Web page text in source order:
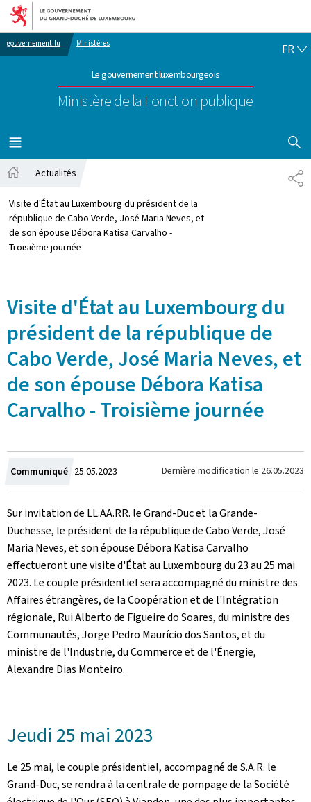
Aller au menu principal
Aller au contenu
gouvernement.lu Ministères
Le gouvernement luxembourgeois
Ministère de la Fonction publique
FR
MENU
PRINCIPAL
Actualités
Visite d'État au Luxembourg du président de la
république de Cabo Verde, José Maria Neves, et
de son épouse Débora Katisa Carvalho -
Troisième journée
Visite d'État au Luxembourg du
président de la république de
Cabo Verde, José Maria Neves, et
de son épouse Débora Katisa
Carvalho - Troisième journée
Communiqué Crée
le
25.05.2023 Dernière modification le 26.05.2023
Sur invitation de LL.AA.RR. le Grand-Duc et la Grande-
Duchesse, le président de la république de Cabo Verde, José
Maria Neves, et son épouse Débora Katisa Carvalho
effectueront une visite d'État au Luxembourg du 23 au 25 mai
2023. Le couple présidentiel sera accompagné du ministre des
Affaires étrangères, de la Coopération et de l'Intégration
régionale, Rui Alberto de Figueire do Soares, du ministre des
Communautés, Jorge Pedro Maurício dos Santos, et du
ministre de l'Industrie, du Commerce et de l'Énergie,
Alexandre Dias Monteiro.
Jeudi 25 mai 2023
Le 25 mai, le couple présidentiel, accompagné de S.A.R. le
Grand-Duc, se rendra à la centrale de pompage de la Société